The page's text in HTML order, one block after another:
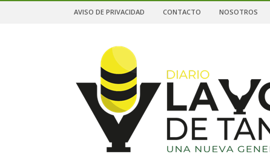
AVISO DE PRIVACIDAD CONTACTO NOSOTROS